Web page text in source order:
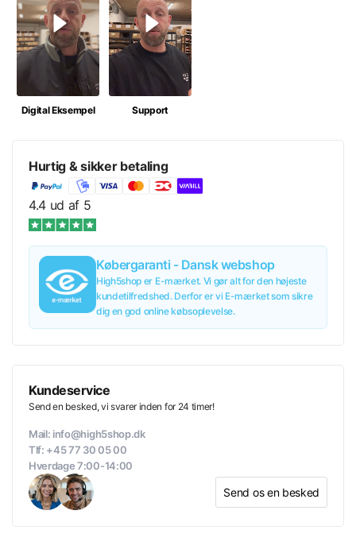
M
L
XL
XXL
3XL
Læg i kurv 429,00 krinkl. moms 429,00 kr/stk.
Tilføj til tilbud 429,00 krinkl. moms 429,00 kr/stk.
Digital Eksempel Support
Hurtig & sikker betaling
4.4 ud af 5
Købergaranti - Dansk webshop
High5shop er E-mærket. Vi gør alt for den højeste
kundetilfredshed. Derfor er vi E-mærket som sikre
dig en god online købsoplevelse.
Kundeservice
Send en besked, vi svarer inden for 24 timer!
Mail: info@high5shop.dk
Tlf: +45 77 30 05 00
Hverdage 7:00-14:00
Send os en besked